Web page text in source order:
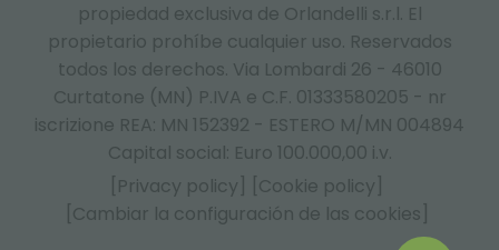
propiedad exclusiva de Orlandelli s.r.l. El
propietario prohíbe cualquier uso. Reservados
todos los derechos. Via Lombardi 26 - 46010
Curtatone (MN) P.IVA e C.F. 01333580205 - nr
iscrizione REA: MN 152392 - ESTERO M/MN 004894
Capital social: Euro 100.000,00 i.v.
[Privacy policy]
[Cookie policy]
[Cambiar la configuración de las cookies]